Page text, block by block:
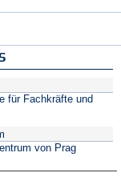
für Fachkräfte und
von Prag